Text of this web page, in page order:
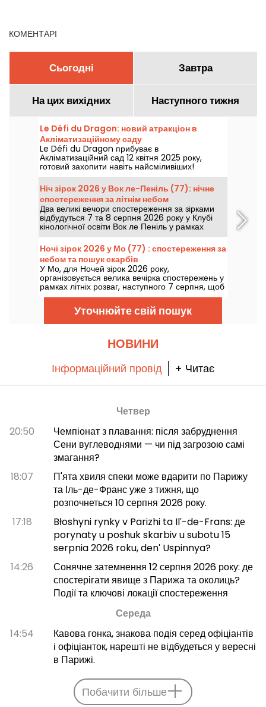
КОМЕНТАРІ
Сьогодні Завтра
На цих вихідних Наступного тижня
Le Défi du Dragon: новий атракціон в
Акліматизаційному саду
Le Défi du Dragon прибуває в
Акліматизаційний сад 12 квітня 2025 року,
готовий захопити навіть найсміливіших!
Тримайтеся міцніше, ці вогняні американські
гірки перенесуть вас у пригоду, сповнену
крутих поворотів та гострих відчуттів.
Наважишся кинути виклик звіру?
Ніч зірок 2026 у Вок ле-Пеніль (77): нічне
спостереження за літнім небом
Два великі вечори спостереження за зірками
відбудуться 7 та 8 серпня 2026 року у Клубі
кінологічної освіти Вок ле Пеніль у рамках
нового випуску Ночей зірок.
Ночі зірок 2026 у Мо (77) : спостереження за
небом та пошук скарбів
У Мо, для Ночей зірок 2026 року,
організовується велика вечірка спостережень у
рамках літніх розваг, наступного 7 серпня, щоб
стати справжнім експертом з планет і зірок!
Уточнюйте свій пошук
НОВИНИ
Інформаційний провід + Читає
Четвер
20:50
Чемпіонат з плавання: після забруднення
Сени вуглеводнями — чи під загрозою самі
змагання?
18:07
П'ята хвиля спеки може вдарити по Парижу
та Іль-де-Франс уже з тижня, що
розпочнеться 10 серпня 2026 року.
17:18
Błoshyni rynky v Parizhi ta Ilʹ-de-Frans: де
porynaty u poshuk skarbiv u subotu 15
serpnia 2026 roku, denʹ Uspinnya?
14:26
Сонячне затемнення 12 серпня 2026 року: де
спостерігати явище з Парижа та околиць?
Події та ключові локації спостереження
Середа
14:54
Кавова гонка, знакова подія серед офіціантів
і офіціанток, нарешті не відбудеться у вересні
в Парижі.
Побачити більше